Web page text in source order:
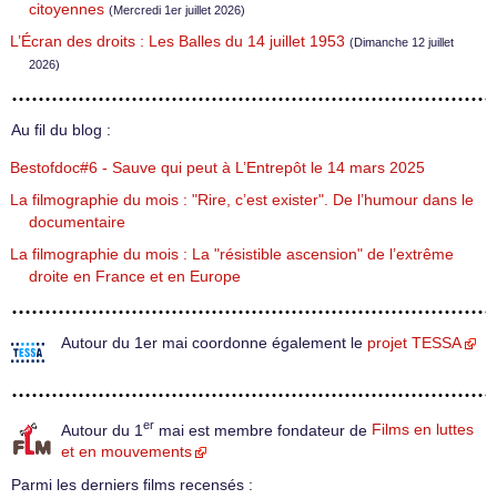
citoyennes (Mercredi 1er juillet 2026)
L’Écran des droits : Les Balles du 14 juillet 1953 (Dimanche 12 juillet
2026)
Au fil du blog :
Bestofdoc#6 - Sauve qui peut à L’Entrepôt le 14 mars 2025
La filmographie du mois : "Rire, c’est exister". De l’humour dans le
documentaire
La filmographie du mois : La "résistible ascension" de l’extrême
droite en France et en Europe
Autour du 1er mai coordonne également le projet TESSA
Autour du 1 er mai est membre fondateur de Films en luttes
et en mouvements
Parmi les derniers films recensés :